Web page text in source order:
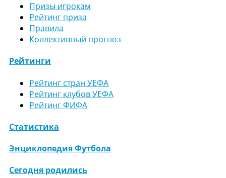
Призы игрокам
Рейтинг приза
Правила
Коллективный прогноз
Рейтинги
Рейтинг стран УЕФА
Рейтинг клубов УЕФА
Рейтинг ФИФА
Статистика
Энциклопедия Футбола
Сегодня родились